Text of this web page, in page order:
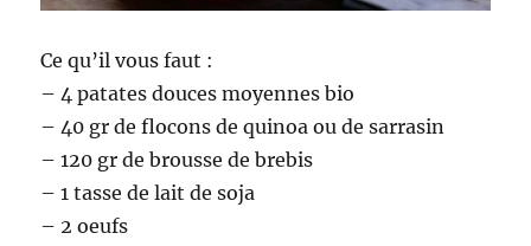
Ce qu’il vous faut :
– 4 patates douces moyennes bio
– 40 gr de flocons de quinoa ou de sarrasin
– 120 gr de brousse de brebis
– 1 tasse de lait de soja
– 2 oeufs